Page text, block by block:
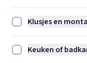
Klusjes en montage
Klusjes en
Keuken of badkamer
Keuken of